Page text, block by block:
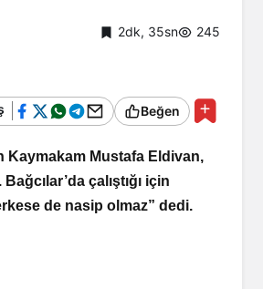
2dk, 35sn 245
Beğen
Kaymakam Mustafa Eldivan,
çalıştığı için
de nasip olmaz” dedi.
Bir Erkek Bir Kadına Ne